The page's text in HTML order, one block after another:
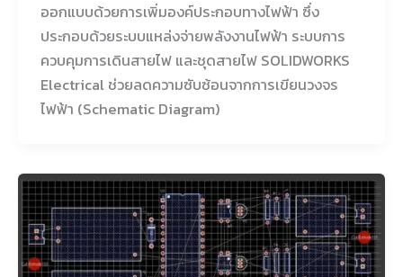
ออกแบบด้วยการเพิ่มองค์ประกอบทางไฟฟ้า ซึ่ง
ประกอบด้วยระบบแหล่งจ่ายพลังงานไฟฟ้า ระบบการ
ควบคุมการเดินสายไฟ และชุดสายไฟ SOLIDWORKS
Electrical ช่วยลดความซับซ้อนจากการเขียนวงจร
ไฟฟ้า (Schematic Diagram)